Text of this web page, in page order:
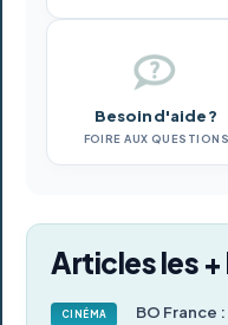
Besoin d'aide ?
FOIRE AUX QUESTIONS
Articles les +
CINÉMA
BO France